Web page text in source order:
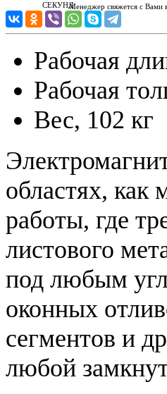
СЕКУНДМенеджер свяжется с Вами
Рабочая
Рабочая
Вес, 102 кг
областях, как
работы, где
листового
под любым
оконных
сегментов и
любой